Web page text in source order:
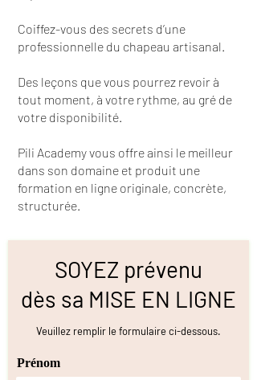
Coiffez-vous des secrets d’une
professionnelle du chapeau artisanal.
Des leçons que vous pourrez revoir à
tout moment, à votre rythme, au gré de
votre disponibilité.
Pili Academy vous offre ainsi le meilleur
dans son domaine et produit une
formation en ligne originale, concrète,
structurée.
SOYEZ prévenu
dès sa MISE EN LIGNE
Veuillez remplir le formulaire ci-dessous.
Prénom